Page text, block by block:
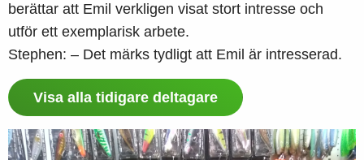
berättar att Emil verkligen visat stort intresse och
utför ett exemplarisk arbete.
Stephen: – Det märks tydligt att Emil är intresserad.
Visa alla tidigare deltagare